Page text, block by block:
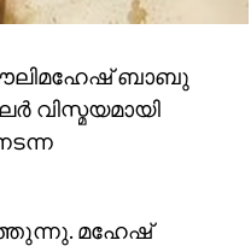
ബാബു
വിസ്മയമായി
മഹേഷ്